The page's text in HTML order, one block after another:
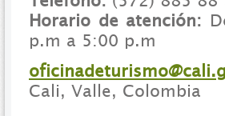
Horario de atención:
p.m a 5:00 p.m
Cali, Valle, Colombia